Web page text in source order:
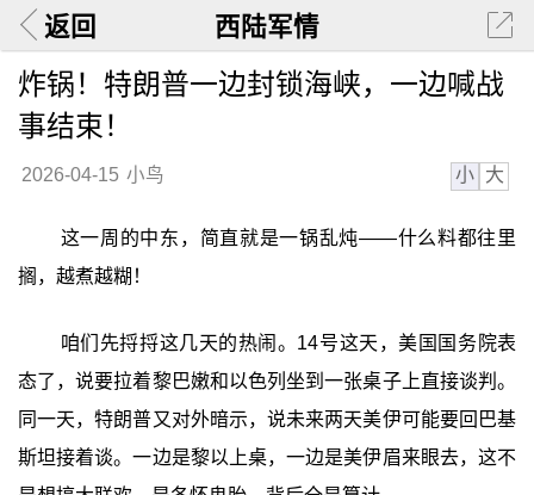
返回 西陆军情
炸锅！特朗普一边封锁海峡，一边喊战
事结束！
2026-04-15 小鸟 小 大
这一周的中东，简直就是一锅乱炖——什么料都往里
搁，越煮越糊！
咱们先捋捋这几天的热闹。14号这天，美国国务院表
态了，说要拉着黎巴嫩和以色列坐到一张桌子上直接谈判。
同一天，特朗普又对外暗示，说未来两天美伊可能要回巴基
斯坦接着谈。一边是黎以上桌，一边是美伊眉来眼去，这不